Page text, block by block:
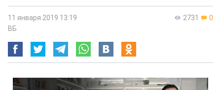
2731 0
11 января 2019 13:19
ВБ